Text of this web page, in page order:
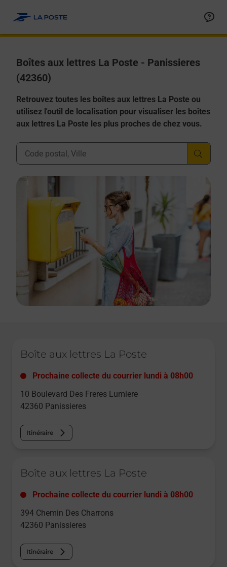
Boîtes aux lettres La Poste - Panissieres
(42360)
Retrouvez toutes les boîtes aux lettres La Poste ou
utilisez l'outil de localisation pour visualiser les boîtes
aux lettres La Poste les plus proches de chez vous.
Ville, Département, Code Postal
Boîte aux lettres La Poste
Prochaine collecte du courrier lundi à 08h00
10 Boulevard Des Freres Lumiere
42360 Panissieres
Itinéraire
Boîte aux lettres La Poste
Prochaine collecte du courrier lundi à 08h00
394 Chemin Des Charrons
42360 Panissieres
Itinéraire